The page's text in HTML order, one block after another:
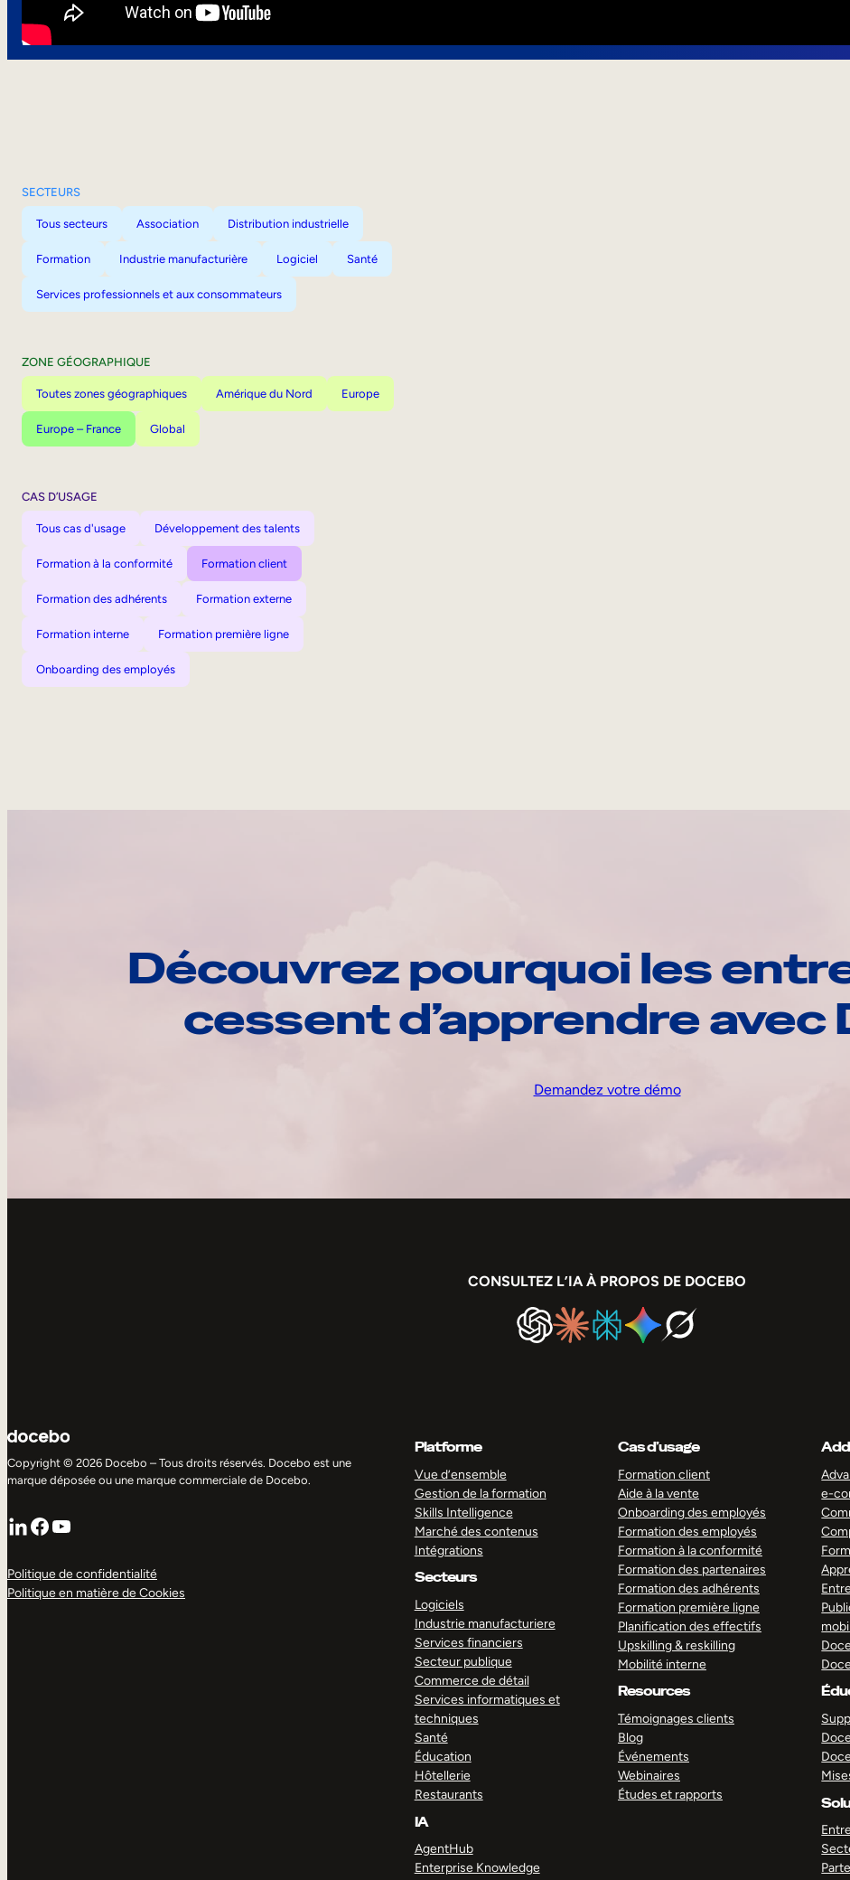
SECTEURS
Tous secteurs Association Distribution industrielle
Formation Industrie manufacturière Logiciel Santé
Services professionnels et aux consommateurs
ZONE GÉOGRAPHIQUE
Toutes zones géographiques Amérique du Nord Europe
Europe – France Global
CAS D’USAGE
Tous cas d'usage Développement des talents
Formation à la conformité Formation client
Formation des adhérents Formation externe
Formation interne Formation première ligne
Onboarding des employés
Découvrez pourquoi les
cessent d’apprendre avec
Demandez votre démo
CONSULTEZ L’IA À PROPOS DE DOCEBO
Copyright © 2026 Docebo – Tous droits réservés. Docebo est une
marque déposée ou une marque commerciale de Docebo.
LinkedIn
Facebook
YouTube
Politique de confidentialité
Politique en matière de Cookies
Platforme
Vue d’ensemble
Gestion de la formation
Skills Intelligence
Marché des contenus
Intégrations
Secteurs
Logiciels
Industrie manufacturiere
Services financiers
Secteur publique
Commerce de détail
Services informatiques et
techniques
Santé
Éducation
Hôtellerie
Restaurants
IA
AgentHub
Enterprise Knowledge
Cas d’usage
Formation client
Aide à la vente
Onboarding des employés
Formation des employés
Formation à la conformité
Formation des partenaires
Formation des adhérents
Formation première ligne
Planification des effectifs
Upskilling & reskilling
Mobilité interne
Resources
Témoignages clients
Blog
Événements
Webinaires
Études et rapports
e-